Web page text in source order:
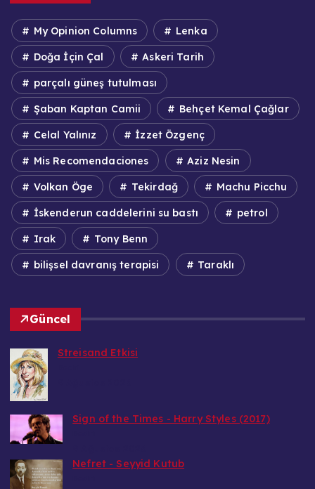
My Opinion Columns Lenka
Doğa İçin Çal Askeri Tarih
parçalı güneş tutulması
Şaban Kaptan Camii Behçet Kemal Çağlar
Celal Yalınız İzzet Özgenç
Mis Recomendaciones Aziz Nesin
Volkan Öge Tekirdağ Machu Picchu
İskenderun caddelerini su bastı petrol
Irak Tony Benn
bilişsel davranış terapisi Taraklı
Güncel
Streisand Etkisi
Sign of the Times - Harry Styles (2017)
Nefret - Seyyid Kutub